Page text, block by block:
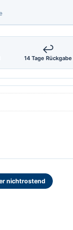
↩
14 Tage Rückgabe
nichtrostend